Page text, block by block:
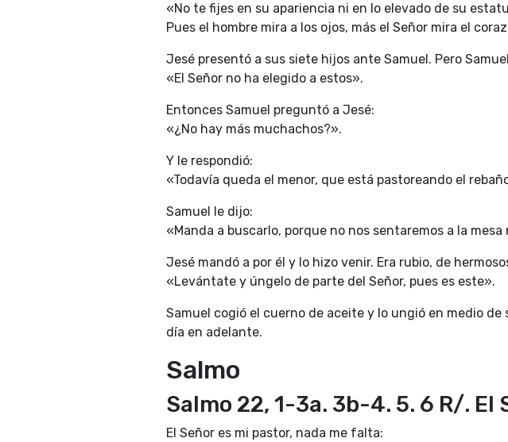
«No te fijes en su apariencia ni en lo elevado de su
Pues el hombre mira a los ojos, más el Señor mira el
Jesé presentó a sus siete hijos ante Samuel. Pero
«El Señor no ha elegido a estos».
Entonces Samuel preguntó a Jesé:
«¿No hay más muchachos?».
Y le respondió:
«Todavía queda el menor, que está pastoreando el
Samuel le dijo:
«Manda a buscarlo, porque no nos sentaremos a la
Jesé mandó a por él y lo hizo venir. Era rubio, de
«Levántate y úngelo de parte del Señor, pues es este».
Samuel cogió el cuerno de aceite y lo ungió en medio
día en adelante.
Salmo
Salmo 22, 1-3a. 3b-4. 5. 6 R/.
El Señor es mi pastor, nada me falta: